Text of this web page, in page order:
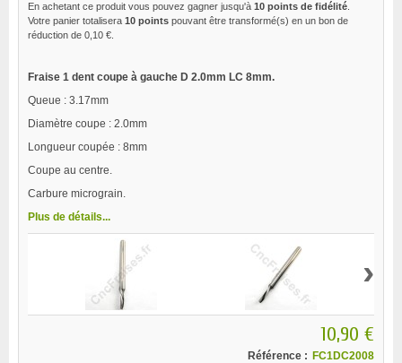
En achetant ce produit vous pouvez gagner jusqu'à 10 points de fidélité
Votre panier totalisera 10 points pouvant être transformé(s) en un bon de
réduction de 0,10 €
Fraise 1 dent coupe à gauche D 2.0mm LC 8mm.
Queue : 3.17mm
Diamètre coupe : 2.0mm
Longueur coupée : 8mm
Coupe au centre.
Carbure micrograin.
Plus de détails...
›
10,90 €
Référence : FC1DC2008